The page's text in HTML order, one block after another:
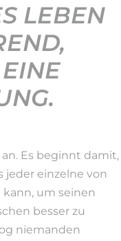
LEBEN
Es beginnt damit,
jeder einzelne von
um seinen
besser zu
niemanden